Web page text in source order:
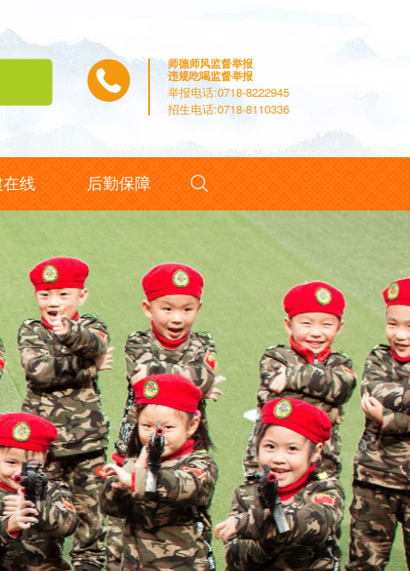
师德师风监督举报
违规吃喝监督举报
举报电话:0718-8222945
招生电话:0718-8110336
在线 后勤保障 